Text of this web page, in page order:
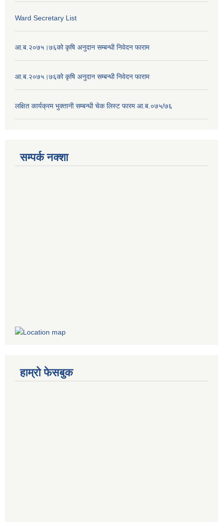
Ward Secretary List
आ.ब.२०७५।७६को कृषि अनुदान सम्बन्धी निवेदन फाराम
आ.ब.२०७५।७६को कृषि अनुदान सम्बन्धी निवेदन फाराम
लक्षित कार्यक्रम भुक्तानी सम्बन्धी चेक लिस्ट फारम आ.ब.०७५/७६
सम्पर्क नक्शा
हाम्रो फेसबुक​